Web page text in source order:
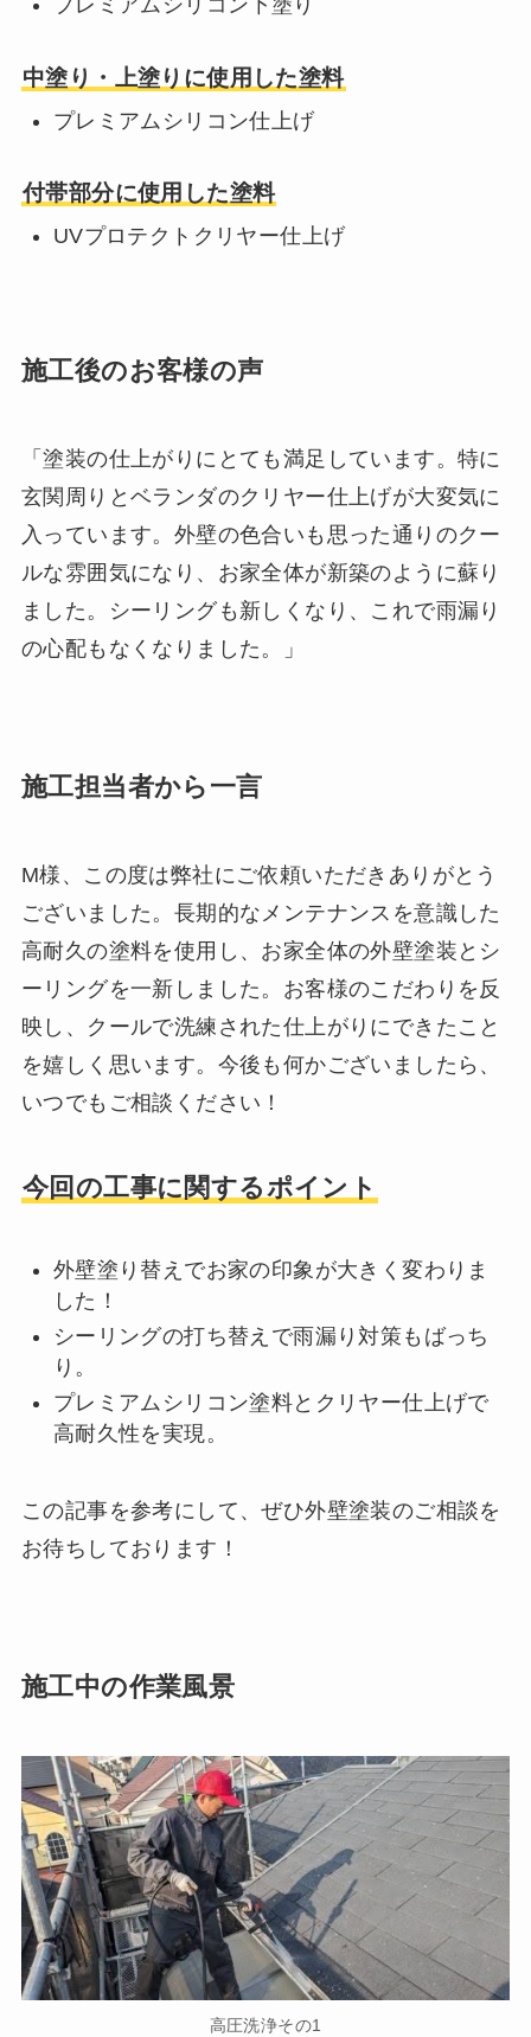
プレミアムシリコン下塗り
中塗り・上塗りに使用した塗料
プレミアムシリコン仕上げ
付帯部分に使用した塗料
UVプロテクトクリヤー仕上げ
施工後のお客様の声
「塗装の仕上がりにとても満足しています。特に
玄関周りとベランダのクリヤー仕上げが大変気に
入っています。外壁の色合いも思った通りのクー
ルな雰囲気になり、お家全体が新築のように蘇り
ました。シーリングも新しくなり、これで雨漏り
の心配もなくなりました。」
施工担当者から一言
M様、この度は弊社にご依頼いただきありがとう
ございました。長期的なメンテナンスを意識した
高耐久の塗料を使用し、お家全体の外壁塗装とシ
ーリングを一新しました。お客様のこだわりを反
映し、クールで洗練された仕上がりにできたこと
を嬉しく思います。今後も何かございましたら、
いつでもご相談ください！
今回の工事に関するポイント
外壁塗り替えでお家の印象が大きく変わりま
した！
シーリングの打ち替えで雨漏り対策もばっち
り。
プレミアムシリコン塗料とクリヤー仕上げで
高耐久性を実現。
この記事を参考にして、ぜひ外壁塗装のご相談を
お待ちしております！
施工中の作業風景
高圧洗浄その1